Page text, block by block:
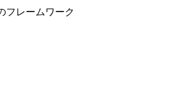
フレームワーク